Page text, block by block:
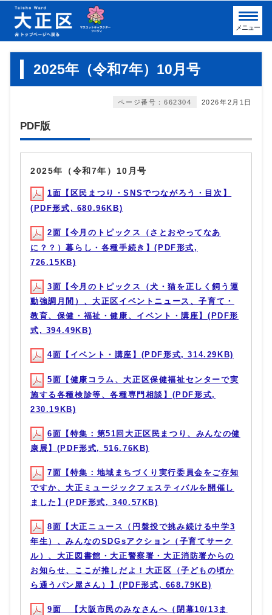
メニュー
2025年（令和7年）10月号
2026年2月1日
ページ番号：662304
PDF版
2025年（令和7年）10月号
1面【区民まつり・SNSでつながろう・目次】
(PDF形式, 680.96KB)
2面【今月のトピックス（さとおやってなあ
に？？）暮らし・各種手続き】(PDF形式,
726.15KB)
3面【今月のトピックス（犬・猫を正しく飼う運
動強調月間）、大正区イベントニュース、子育て・
教育、保健・福祉・健康、イベント・講座】(PDF形
式, 394.49KB)
4面【イベント・講座】(PDF形式, 314.29KB)
5面【健康コラム、大正区保健福祉センターで実
施する各種検診等、各種専門相談】(PDF形式,
230.19KB)
6面【特集：第51回大正区民まつり、みんなの健
康展】(PDF形式, 516.76KB)
7面【特集：地域まちづくり実行委員会をご存知
ですか、大正ミュージックフェスティバルを開催し
ました】(PDF形式, 340.57KB)
8面【大正ニュース（円盤投で挑み続ける中学3
年生）、みんなのSDGsアクション（子育てサーク
ル）、大正図書館・大正警察署・大正消防署からの
お知らせ、ここが推しだよ！大正区（子どもの頃か
ら通うパン屋さん）】(PDF形式, 668.79KB)
9面 【大阪市民のみなさんへ（閉幕10/13ま